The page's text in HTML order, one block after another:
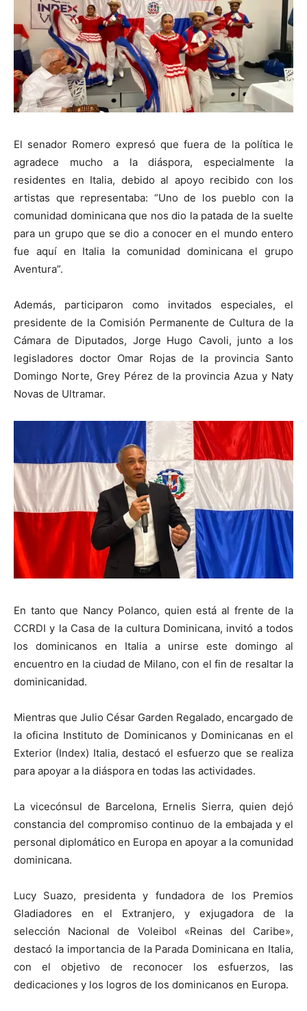
El senador Romero expresó que fuera de la política le
agradece mucho a la diáspora, especialmente la
residentes en Italia, debido al apoyo recibido con los
artistas que representaba: “Uno de los pueblo con la
comunidad dominicana que nos dio la patada de la suelte
para un grupo que se dio a conocer en el mundo entero
fue aquí en Italia la comunidad dominicana el grupo
Aventura”.
Además, participaron como invitados especiales, el
presidente de la Comisión Permanente de Cultura de la
Cámara de Diputados, Jorge Hugo Cavoli, junto a los
legisladores doctor Omar Rojas de la provincia Santo
Domingo Norte, Grey Pérez de la provincia Azua y Naty
Novas de Ultramar.
En tanto que Nancy Polanco, quien está al frente de la
CCRDI y la Casa de la cultura Dominicana, invitó a todos
los dominicanos en Italia a unirse este domingo al
encuentro en la ciudad de Milano, con el fin de resaltar la
dominicanidad.
Mientras que Julio César Garden Regalado, encargado de
la oficina Instituto de Dominicanos y Dominicanas en el
Exterior (Index) Italia, destacó el esfuerzo que se realiza
para apoyar a la diáspora en todas las actividades.
La vicecónsul de Barcelona, Ernelis Sierra, quien dejó
constancia del compromiso continuo de la embajada y el
personal diplomático en Europa en apoyar a la comunidad
dominicana.
Lucy Suazo, presidenta y fundadora de los Premios
Gladiadores en el Extranjero, y exjugadora de la
selección Nacional de Voleibol «Reinas del Caribe»,
destacó la importancia de la Parada Dominicana en Italia,
con el objetivo de reconocer los esfuerzos, las
dedicaciones y los logros de los dominicanos en Europa.